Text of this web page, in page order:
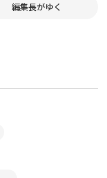
編集長がゆく